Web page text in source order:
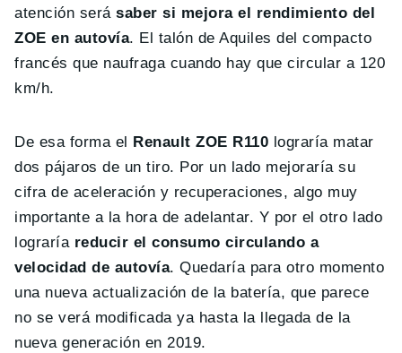
atención serásaber si mejora el rendimiento del
ZOE en autovía. El talón de Aquiles del compacto
francés que naufraga cuando hay que circular a 120
km/h.
De esa forma el Renault ZOE R110 lograría matar
dos pájaros de un tiro. Por un lado mejoraría su
cifra de aceleración y recuperaciones, algo muy
importante a la hora de adelantar. Y por el otro lado
lograría reducir el consumo circulando a
velocidad de autovía. Quedaría para otro momento
una nueva actualización de la batería, que parece
no se verá modificada ya hasta la llegada de la
nueva generación en 2019.